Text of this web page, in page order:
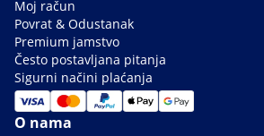
Moj račun
Povrat & Odustanak
Premium jamstvo
Često postavljana pitanja
Sigurni načini plaćanja
O nama